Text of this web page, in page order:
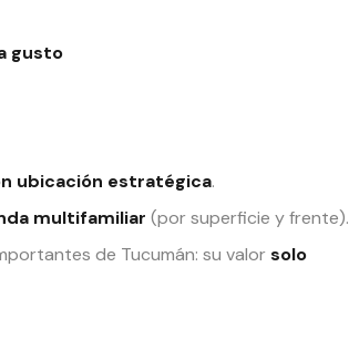
gusto
ubicación estratégica.
multifamiliar (por superficie y frente).
de Tucumán: su valorsolo